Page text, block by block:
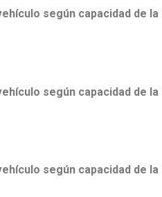
según capacidad de
según capacidad de
según capacidad de